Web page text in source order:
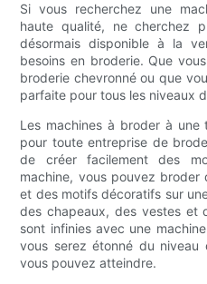
Si vous recherchez une
haute qualité, ne cherchez
désormais disponible à la
besoins en broderie. Que
broderie chevronné ou que
parfaite pour tous les niveaux
Les machines à broder à une
pour toute entreprise de
de créer facilement des
machine, vous pouvez broder
et des motifs décoratifs sur
des chapeaux, des vestes et
sont infinies avec une
vous serez étonné du
vous pouvez atteindre.